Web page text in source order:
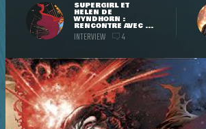
SUPERGIRL ET
HELEN DE
WYNDHORN :
RENCONTRE AVEC ...
INTERVIEW 4